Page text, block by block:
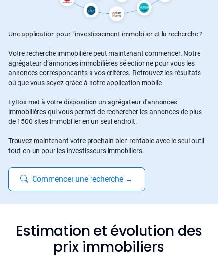
Une application pour l’investissement immobilier et la recherche ?
Votre recherche immobilière peut maintenant commencer. Notre
agrégateur d’annonces immobilières sélectionne pour vous les
annonces correspondants à vos critères. Retrouvez les résultats
où que vous soyez grâce à notre application mobile
LyBox met à votre disposition un agrégateur d'annonces
immobilières qui vous permet de rechercher les annonces de plus
de 1500 sites immobilier en un seul endroit.
Trouvez maintenant votre prochain bien rentable avec le seul outil
tout-en-un pour les investisseurs immobiliers.
Commencer une recherche →
Estimation et évolution des
prix immobiliers